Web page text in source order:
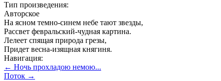
Тип произведения:
Авторское
На ясном темно-синем небе тают звезды,
Рассвет февральский-чудная картина.
Лелеет спящая природа грезы,
Придет весна-изящная княгиня.
Навигация:
← Ночь прохладою немою...
Поток →